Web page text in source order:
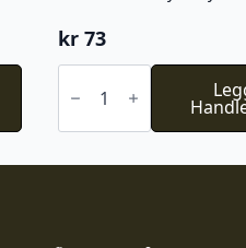
kr 73
6043
Sunday
Baby
Eyes